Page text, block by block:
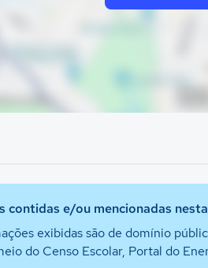
contidas e/ou mencionadas
exibidas são de domínio
do Censo Escolar, Portal do